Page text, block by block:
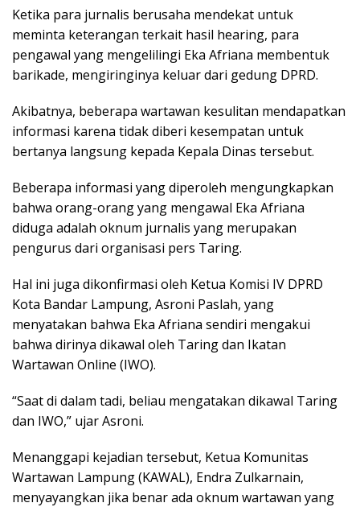
Ketika para jurnalis berusaha mendekat untuk
meminta keterangan terkait hasil hearing, para
pengawal yang mengelilingi Eka Afriana membentuk
barikade, mengiringinya keluar dari gedung DPRD.
Akibatnya, beberapa wartawan kesulitan mendapatkan
informasi karena tidak diberi kesempatan untuk
bertanya langsung kepada Kepala Dinas tersebut.
Beberapa informasi yang diperoleh mengungkapkan
bahwa orang-orang yang mengawal Eka Afriana
diduga adalah oknum jurnalis yang merupakan
pengurus dari organisasi pers Taring.
Hal ini juga dikonfirmasi oleh Ketua Komisi IV DPRD
Kota Bandar Lampung, Asroni Paslah, yang
menyatakan bahwa Eka Afriana sendiri mengakui
bahwa dirinya dikawal oleh Taring dan Ikatan
Wartawan Online (IWO).
“Saat di dalam tadi, beliau mengatakan dikawal Taring
dan IWO,” ujar Asroni.
Menanggapi kejadian tersebut, Ketua Komunitas
Wartawan Lampung (KAWAL), Endra Zulkarnain,
menyayangkan jika benar ada oknum wartawan yang